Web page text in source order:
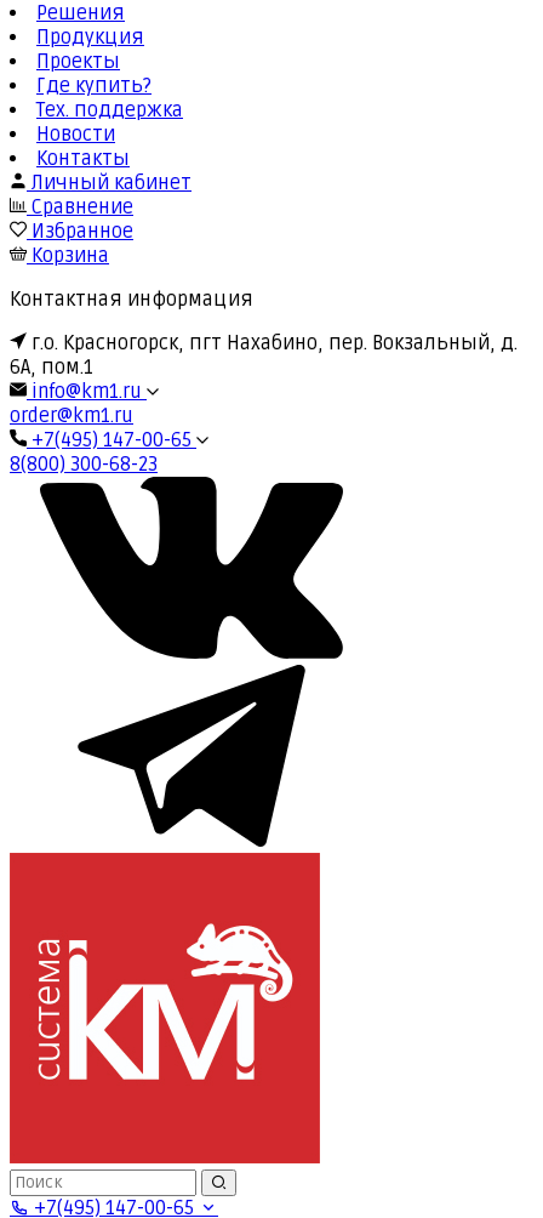
Решения
Продукция
Проекты
Где купить?
Тех. поддержка
Новости
Контакты
Личный кабинет
Сравнение
Избранное
Корзина
Контактная информация
г.о. Красногорск, пгт Нахабино, пер. Вокзальный, д.
6А, пом.1
info@km1.ru
order@km1.ru
+7(495) 147-00-65
8(800) 300-68-23
+7(495) 147-00-65